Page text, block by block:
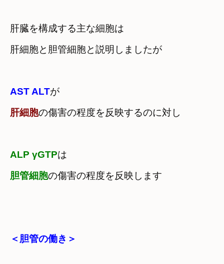
肝臓を構成する主な細胞は
肝細胞と胆管細胞と説明しましたが
AST ALT
肝細胞の傷害の程度を反映するのに対し
ALP γGTP
胆管細胞の傷害の程度を反映します
＜胆管の働き＞